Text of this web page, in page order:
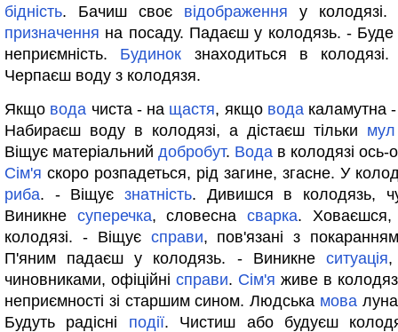
бідність. Бачиш своє відображення у
призначення на посаду. Падаєш у колодязь. -
неприємність. Будинок знаходиться в
Черпаєш воду з колодязя.
Якщо вода чиста - на щастя, якщо водакаламутна
Набираєш воду в колодязі, а дістаєш тільки мул
Віщує матеріальний добробут. Вода в колодязі ось-
Сім'я скоро розпадеться, рід загине, згасне. У
риба. - Віщує знатність. Дивишся в колодязь,
Виникне суперечка, словеснасварка.
колодязі. - Віщує справи, пов'язані з
П'яним падаєш у колодязь. - Виникне ситуація,
чиновниками, офіційні справи. Сім'я живе в
неприємності зі старшим сином. Людська мова
Будуть радісні події. Чистиш або будуєш